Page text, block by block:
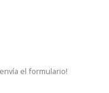
el formulario!